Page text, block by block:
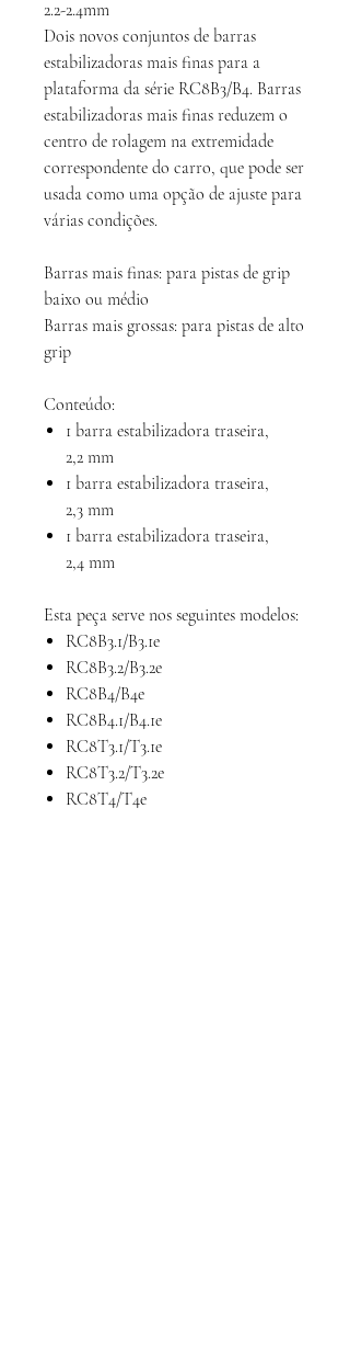
2.2-2.4mm
Dois novos conjuntos de barras
estabilizadoras mais finas para a
plataforma da série RC8B3/B4. Barras
estabilizadoras mais finas reduzem o
centro de rolagem na extremidade
correspondente do carro, que pode ser
usada como uma opção de ajuste para
várias condições.
Barras mais finas: para pistas de grip
baixo ou médio
Barras mais grossas: para pistas de alto
grip
Conteúdo:
1 barra estabilizadora traseira,
2,2 mm
1 barra estabilizadora traseira,
2,3 mm
1 barra estabilizadora traseira,
2,4 mm
Esta peça serve nos seguintes modelos:
RC8B3.1/B3.1e
RC8B3.2/B3.2e
RC8B4/B4e
RC8B4.1/B4.1e
RC8T3.1/T3.1e
RC8T3.2/T3.2e
RC8T4/T4e